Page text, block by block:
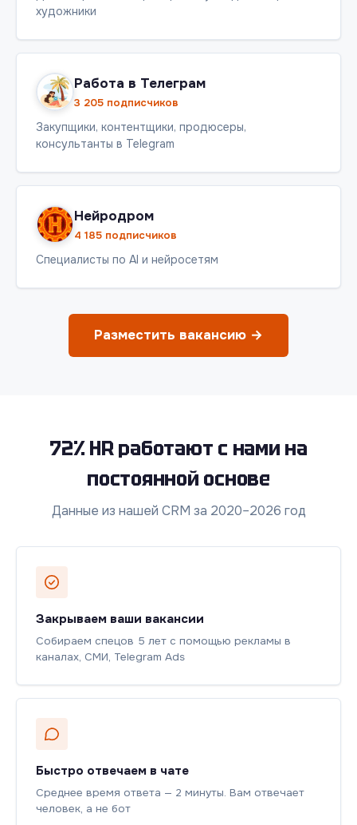
художники
Работа в Телеграм
3 205 подписчиков
Закупщики, контентщики, продюсеры,
консультанты в Telegram
Нейродром
4 185 подписчиков
Специалисты по AI и нейросетям
Разместить вакансию →
72% HR работают с нами на
постоянной основе
Данные из нашей CRM за 2020–2026 год
Закрываем ваши вакансии
Собираем спецов 5 лет с помощью рекламы в
каналах, СМИ, Telegram Ads
Быстро отвечаем в чате
Среднее время ответа — 2 минуты. Вам отвечает
человек, а не бот